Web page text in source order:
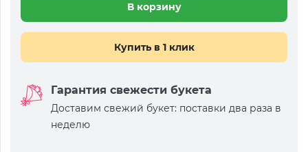
В корзину
Купить в 1 клик
Гарантия свежести букета
Доставим свежий букет: поставки два раза в
неделю